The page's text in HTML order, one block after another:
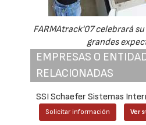
FARMAtrack'07 celebrará
grandes
EMPRESAS O
RELACIONADAS
SSI Schaefer Sistemas
Solicitar información Ver